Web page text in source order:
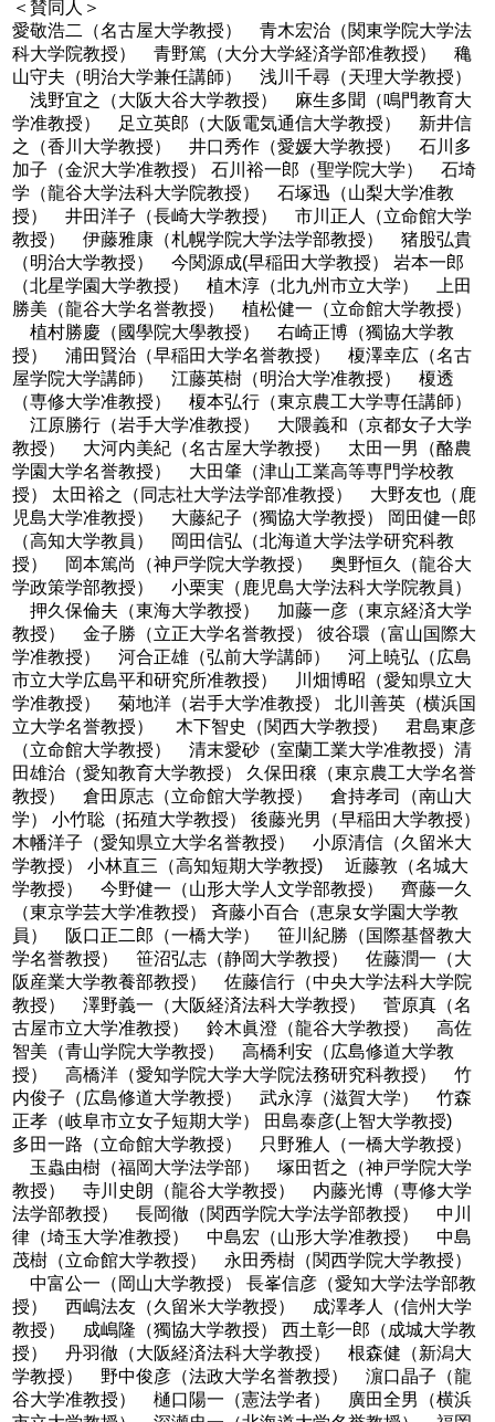
＜賛同人＞
愛敬浩二（名古屋大学教授） 青木宏治（関東学院大学法
科大学院教授） 青野篤（大分大学経済学部准教授） 穐
山守夫（明治大学兼任講師） 浅川千尋（天理大学教授）
浅野宜之（大阪大谷大学教授） 麻生多聞（鳴門教育大
学准教授） 足立英郎（大阪電気通信大学教授） 新井信
之（香川大学教授） 井口秀作（愛媛大学教授） 石川多
加子（金沢大学准教授） 石川裕一郎（聖学院大学） 石埼
学（龍谷大学法科大学院教授） 石塚迅（山梨大学准教
授） 井田洋子（長崎大学教授） 市川正人（立命館大学
教授） 伊藤雅康（札幌学院大学法学部教授） 猪股弘貴
（明治大学教授） 今関源成(早稲田大学教授） 岩本一郎
（北星学園大学教授） 植木淳（北九州市立大学） 上田
勝美（龍谷大学名誉教授） 植松健一（立命館大学教授）
植村勝慶（國學院大學教授） 右崎正博（獨協大学教
授） 浦田賢治（早稲田大学名誉教授） 榎澤幸広（名古
屋学院大学講師） 江藤英樹（明治大学准教授） 榎透
（専修大学准教授） 榎本弘行（東京農工大学専任講師）
江原勝行（岩手大学准教授） 大隈義和（京都女子大学
教授） 大河内美紀（名古屋大学教授） 太田一男（酪農
学園大学名誉教授） 大田肇（津山工業高等専門学校教
授） 太田裕之（同志社大学法学部准教授） 大野友也（鹿
児島大学准教授） 大藤紀子（獨協大学教授） 岡田健一郎
（高知大学教員） 岡田信弘（北海道大学法学研究科教
授） 岡本篤尚（神戸学院大学教授） 奥野恒久（龍谷大
学政策学部教授） 小栗実（鹿児島大学法科大学院教員）
押久保倫夫（東海大学教授） 加藤一彦（東京経済大学
教授） 金子勝（立正大学名誉教授） 彼谷環（富山国際大
学准教授） 河合正雄（弘前大学講師） 河上暁弘（広島
市立大学広島平和研究所准教授） 川畑博昭（愛知県立大
学准教授） 菊地洋（岩手大学准教授） 北川善英（横浜国
立大学名誉教授） 木下智史（関西大学教授） 君島東彦
（立命館大学教授） 清末愛砂（室蘭工業大学准教授）清
田雄治（愛知教育大学教授） 久保田穣（東京農工大学名誉
教授） 倉田原志（立命館大学教授） 倉持孝司（南山大
学） 小竹聡（拓殖大学教授） 後藤光男（早稲田大学教授）
木幡洋子（愛知県立大学名誉教授） 小原清信（久留米大
学教授） 小林直三（高知短期大学教授) 近藤敦（名城大
学教授） 今野健一（山形大学人文学部教授） 齊藤一久
（東京学芸大学准教授） 斉藤小百合（恵泉女学園大学教
員） 阪口正二郎（一橋大学） 笹川紀勝（国際基督教大
学名誉教授） 笹沼弘志（静岡大学教授） 佐藤潤一（大
阪産業大学教養部教授） 佐藤信行（中央大学法科大学院
教授） 澤野義一（大阪経済法科大学教授） 菅原真（名
古屋市立大学准教授） 鈴木眞澄（龍谷大学教授） 高佐
智美（青山学院大学教授） 高橋利安（広島修道大学教
授） 高橋洋（愛知学院大学大学院法務研究科教授） 竹
内俊子（広島修道大学教授） 武永淳（滋賀大学） 竹森
正孝（岐阜市立女子短期大学） 田島泰彦(上智大学教授)
多田一路（立命館大学教授） 只野雅人（一橋大学教授）
玉蟲由樹（福岡大学法学部） 塚田哲之（神戸学院大学
教授） 寺川史朗（龍谷大学教授） 内藤光博（専修大学
法学部教授） 長岡徹（関西学院大学法学部教授） 中川
律（埼玉大学准教授） 中島宏（山形大学准教授） 中島
茂樹（立命館大学教授） 永田秀樹（関西学院大学教授）
中富公一（岡山大学教授） 長峯信彦（愛知大学法学部教
授） 西嶋法友（久留米大学教授） 成澤孝人（信州大学
教授） 成嶋隆（獨協大学教授） 西土彰一郎（成城大学教
授） 丹羽徹（大阪経済法科大学教授） 根森健（新潟大
学教授） 野中俊彦（法政大学名誉教授） 濵口晶子（龍
谷大学准教授） 樋口陽一（憲法学者） 廣田全男（横浜